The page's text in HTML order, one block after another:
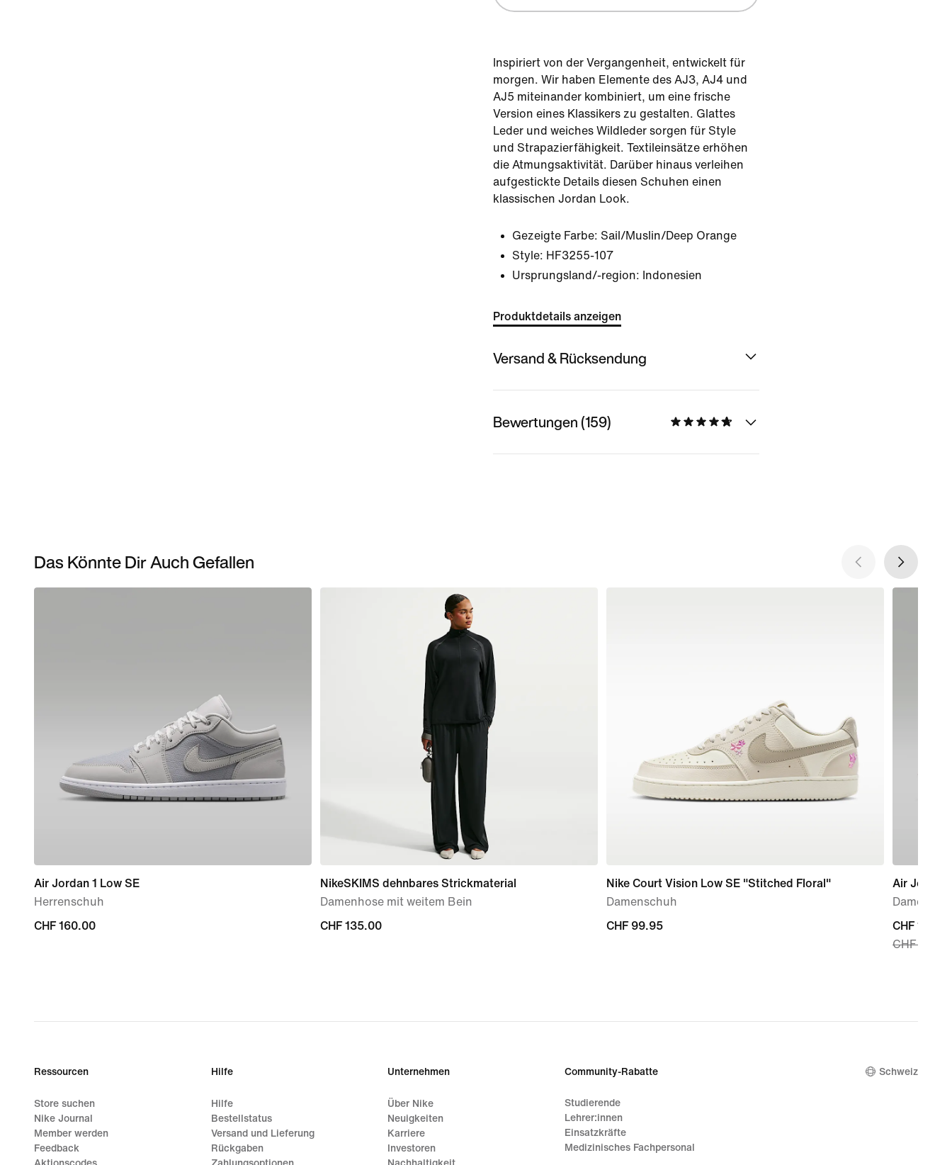
Inspiriert von der Vergangenheit, entwickelt für
morgen. Wir haben Elemente des AJ3, AJ4 und
AJ5 miteinander kombiniert, um eine frische
Version eines Klassikers zu gestalten. Glattes
Leder und weiches Wildleder sorgen für Style
und Strapazierfähigkeit. Textileinsätze erhöhen
die Atmungsaktivität. Darüber hinaus verleihen
aufgestickte Details diesen Schuhen einen
klassischen Jordan Look.
Gezeigte Farbe: Sail/Muslin/Deep Orange
Style: HF3255-107
Ursprungsland/-region: Indonesien
Produktdetails anzeigen
Versand & Rücksendung
Bewertungen (159)
Das Könnte Dir Auch Gefallen
Air Jordan 1 Low SE
Herrenschuh
CHF 160.00
CHF 160.00
NikeSKIMS dehnbares Strickmaterial
Damenhose mit weitem Bein
CHF 135.00
CHF 135.00
Nike Court Vision Low SE "Stitched Floral"
Damenschuh
CHF 99.95
CHF 99.95
Air Jordan
current
price
CHF
CHF
CHF
Ressourcen
Store suchen
Nike Journal
Member werden
Feedback
Aktionscodes
Hilfe
Hilfe
Bestellstatus
Versand und Lieferung
Rückgaben
Zahlungsoptionen
Unternehmen
Über Nike
Neuigkeiten
Karriere
Investoren
Nachhaltigkeit
Community-Rabatte
Studierende
Lehrer:innen
Einsatzkräfte
Medizinisches Fachpersonal
Schweiz